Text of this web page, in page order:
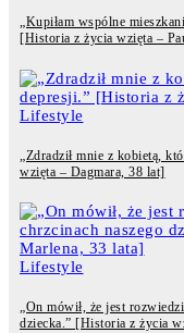
„Kupiłam wspólne
[Historia z życia wzięta –
Lifestyle
„Zdradził mnie z kobietą,
wzięta – Dagmara, 38 lat]
Lifestyle
„On mówił, że jest
dziecka.” [Historia z życia